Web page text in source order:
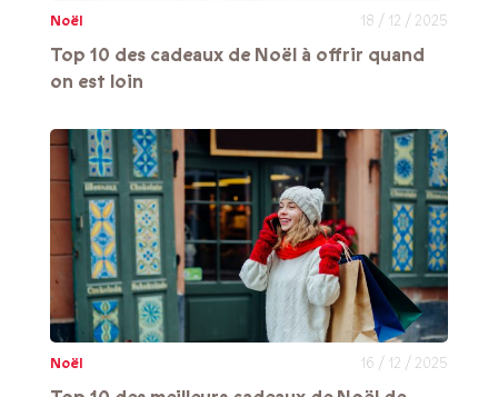
Noël 18 / 12 / 2025
Top 10 des cadeaux de Noël à offrir quand
on est loin
Noël 16 / 12 / 2025